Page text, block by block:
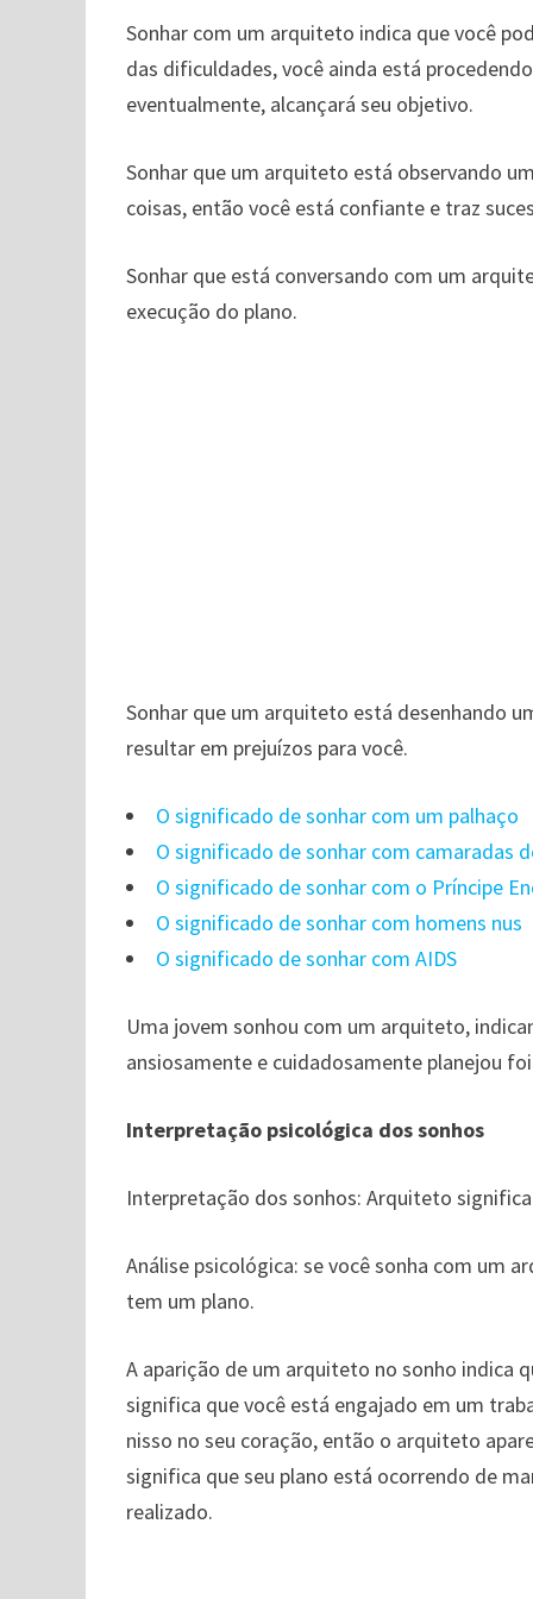
Sonhar com um arquiteto indica que você
das dificuldades, você ainda está
eventualmente, alcançará seu objetivo.
Sonhar que um arquiteto está observando
coisas, então você está confiante e traz
Sonhar que está conversando com um
execução do plano.
Sonhar que um arquiteto está desenhando
resultar em prejuízos para você.
O significado de sonhar com um palhaço
O significado de sonhar com camaradas
O significado de sonhar com o Príncipe
O significado de sonhar com homens nus
O significado de sonhar com AIDS
Uma jovem sonhou com um arquiteto,
ansiosamente e cuidadosamente planejou
Interpretação psicológica dos sonhos
Interpretação dos sonhos: Arquiteto
Análise psicológica: se você sonha com um
tem um plano.
A aparição de um arquiteto no sonho indica
significa que você está engajado em um
nisso no seu coração, então o arquiteto
significa que seu plano está ocorrendo de
realizado.